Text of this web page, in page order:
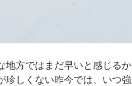
地方ではまだ早いと感じるか
珍しくない昨今では、いつ強